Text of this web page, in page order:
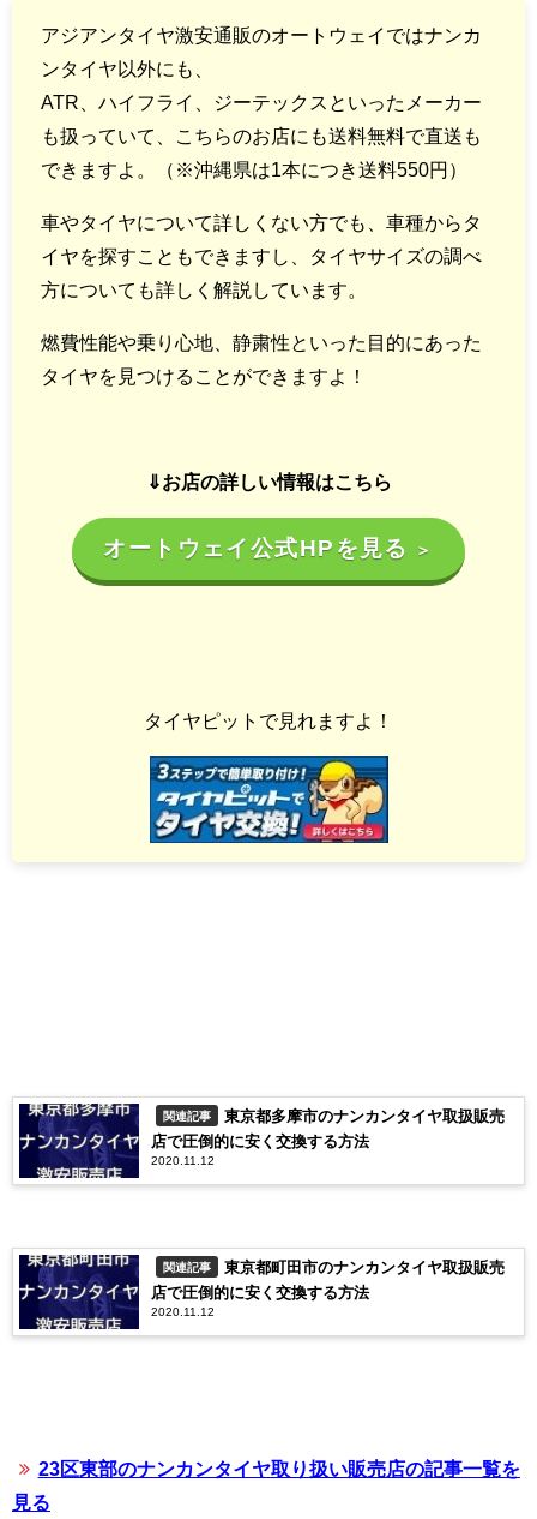
アジアンタイヤ激安通販のオートウェイではナンカ
ンタイヤ以外にも、
ATR、ハイフライ、ジーテックスといったメーカー
も扱っていて、こちらのお店にも送料無料で直送も
できますよ。（※沖縄県は1本につき送料550円）
車やタイヤについて詳しくない方でも、車種からタ
イヤを探すこともできますし、タイヤサイズの調べ
方についても詳しく解説しています。
燃費性能や乗り心地、静粛性といった目的にあった
タイヤを見つけることができますよ！
⇓お店の詳しい情報はこちら
オートウェイ公式HPを見る ＞
タイヤピットで見れますよ！
関連記事
東京都多摩市のナンカンタイヤ取扱販売
店で圧倒的に安く交換する方法
2020.11.12
関連記事
東京都町田市のナンカンタイヤ取扱販売
店で圧倒的に安く交換する方法
2020.11.12
23区東部のナンカンタイヤ取り扱い販売店の記事一覧を
見る